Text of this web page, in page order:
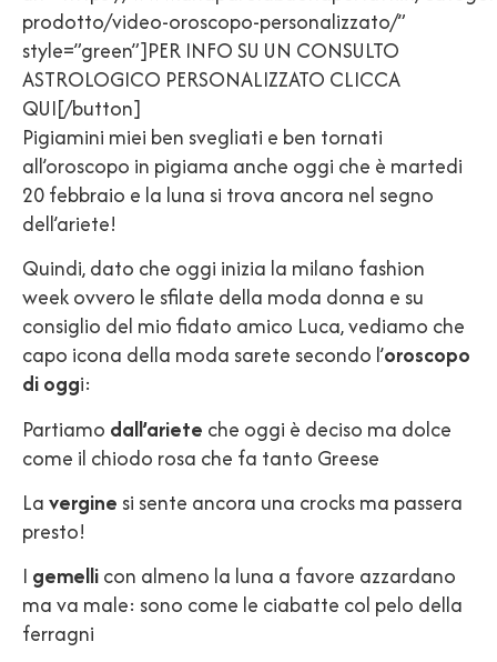
prodotto/video-oroscopo-personalizzato/”
style=”green”]PER INFO SU UN CONSULTO
ASTROLOGICO PERSONALIZZATO CLICCA
QUI[/button]
Pigiamini miei ben svegliati e ben tornati
all’oroscopo in pigiama anche oggi che è martedi
20 febbraio e la luna si trova ancora nel segno
dell’ariete!
Quindi, dato che oggi inizia la milano fashion
week ovvero le sfilate della moda donna e su
consiglio del mio fidato amico Luca, vediamo che
capo icona della moda sarete secondo l’oroscopo
di oggi:
Partiamo dall’ariete che oggi è deciso ma dolce
come il chiodo rosa che fa tanto Greese
Lavergine si sente ancora una crocks ma passera
presto!
I gemellicon almeno la luna a favore azzardano
ma va male: sono come le ciabatte col pelo della
ferragni